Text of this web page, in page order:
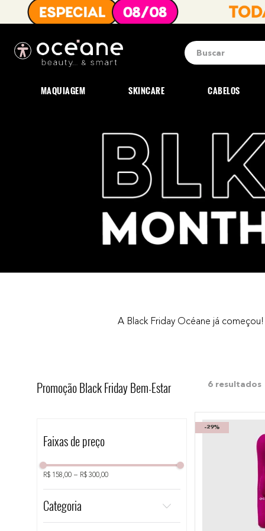
Buscar
MAQUIAGEM SKINCARE CABELOS
A Black Friday Océane já
Promoção Black Friday Bem-Estar
Categoria
Faixas de preço
R$ 158,00 – R$ 300,00
6
-29%
Termos mais
contorno
6º
iluminador
8
9º
paleta